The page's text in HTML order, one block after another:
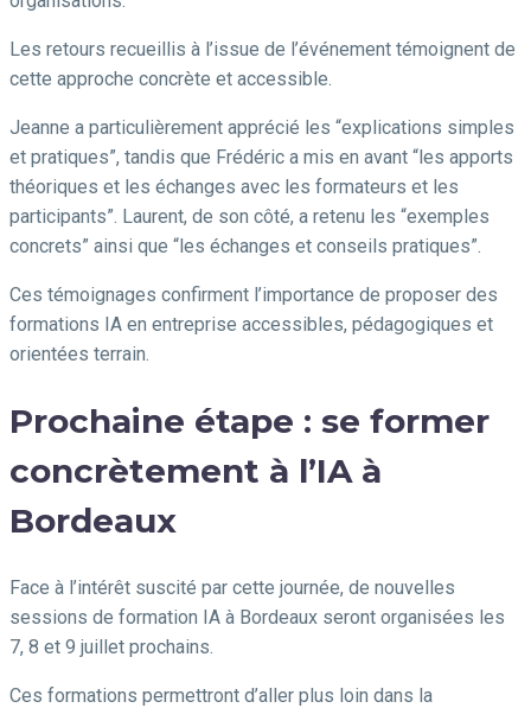
Les retours recueillis à l’issue de l’événement témoignent de
cette approche concrète et accessible.
Jeanne a particulièrement apprécié les “explications simples
et pratiques”, tandis que Frédéric a mis en avant “les apports
théoriques et les échanges avec les formateurs et les
participants”. Laurent, de son côté, a retenu les “exemples
concrets” ainsi que “les échanges et conseils pratiques”.
Ces témoignages confirment l’importance de proposer des
formations IA en entreprise accessibles, pédagogiques et
orientées terrain.
Prochaine étape : se former
concrètement à l’IA à
Bordeaux
Face à l’intérêt suscité par cette journée, de nouvelles
sessions de formation IA à Bordeaux seront organisées les
7, 8 et 9 juillet prochains.
Ces formations permettront d’aller plus loin dans la